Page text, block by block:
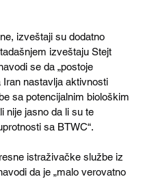
izveštaji su dodatno
izveštaju Stejt
se da „postoje
Iran nastavlja aktivnosti
sa potencijalnim biološkim
nije jasno da li su te
sa BTWC“.
istraživačke službe iz
da je „malo verovatno